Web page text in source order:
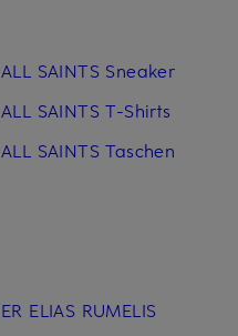
ALL SAINTS Sneaker
ALL SAINTS T-Shirts
ALL SAINTS Taschen
ER ELIAS RUMELIS